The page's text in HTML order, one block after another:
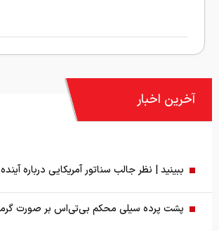
آخرین اخبار
ببینید | نظر جالب سناتور آمریکایی درباره
پشت پرده سیلی محکم بی‌تی‌اس بر صورت